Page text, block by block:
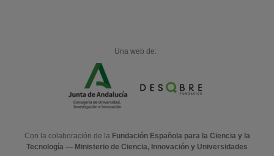
Una web de:
Con la colaboración de la Fundación Española para la Ciencia y la
Tecnología — Ministerio de Ciencia, Innovación y Universidades